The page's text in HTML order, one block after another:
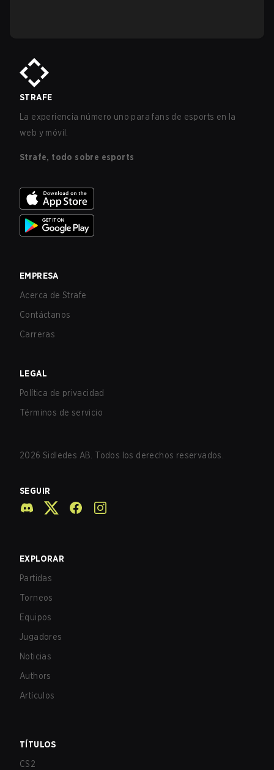
STRAFE
La experiencia número uno para fans de esports en la
web y móvil.
Strafe, todo sobre esports
EMPRESA
Acerca de Strafe
Contáctanos
Carreras
LEGAL
Política de privacidad
Términos de servicio
2026 Sidledes AB. Todos los derechos reservados.
SEGUIR
EXPLORAR
Partidas
Torneos
Equipos
Jugadores
Noticias
Authors
Artículos
TÍTULOS
CS2